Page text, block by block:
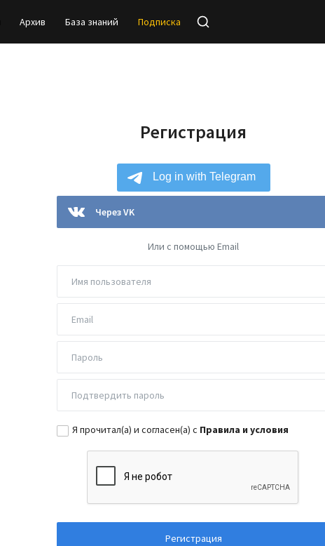
Архив База знаний Подписка
Регистрация
Через VK
Или с помощью Email
Я прочитал(а) и согласен(а) с Правила и условия
Регистрация